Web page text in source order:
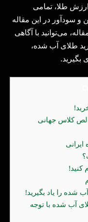
طلا، تمامی
سودآور در این مقاله
می‌توانید با آگاهی
طلای آب شده،
بگیرید.
کلاس جهانی
آب شده با توجه